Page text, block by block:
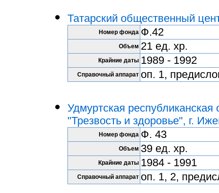
Татарский общественный
Номер фонда Ф.42
Объем 21 ед. хр.
Крайние даты 1989 - 1992
Справочный аппарат оп. 1,
Удмуртская
"Трезвость и здоровье", г.
Номер фонда Ф. 43
Объем 39 ед. хр.
Крайние даты 1984 - 1991
Справочный аппарат оп. 1, 2,